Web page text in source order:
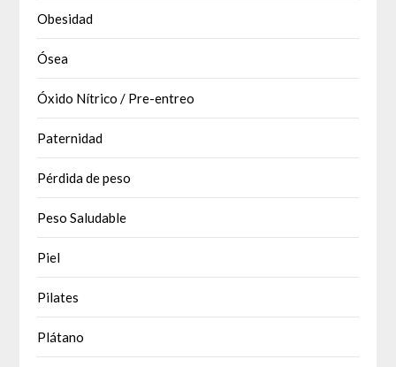
Obesidad
Ósea
Óxido Nítrico / Pre-entreo
Paternidad
Pérdida de peso
Peso Saludable
Piel
Pilates
Plátano